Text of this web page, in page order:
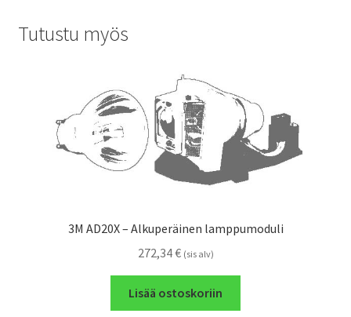
Tutustu myös
3M AD20X – Alkuperäinen lamppumoduli
272,34€ (sis alv)
Lisää ostoskoriin